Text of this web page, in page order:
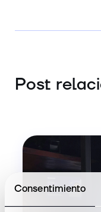
Consentimiento
Post